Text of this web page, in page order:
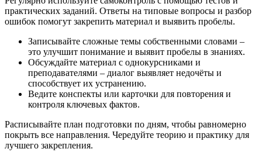
практических заданий. Ответы на типовые вопросы и разбор
ошибок помогут закрепить материал и выявить пробелы.
Записывайте сложные темы собственными словами –
это улучшит понимание и выявит пробелы в знаниях.
Обсуждайте материал с однокурсниками и
преподавателями – диалог выявляет недочёты и
способствует их устранению.
Ведите конспекты или карточки для повторения и
контроля ключевых фактов.
Расписывайте план подготовки по дням, чтобы равномерно
покрыть все направления. Чередуйте теорию и практику для
лучшего закрепления.